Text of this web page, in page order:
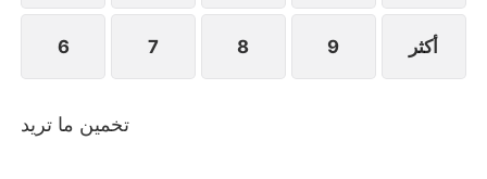
6 7 8 9 أكثر
تخمين ما تريد